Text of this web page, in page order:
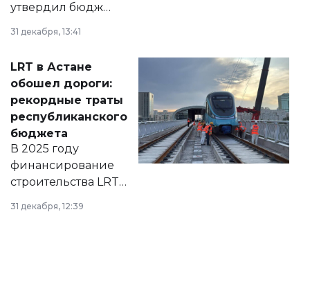
утвердил бюджет
города на 2026–
2028 годы.
документ
появился в базе
нормативных
правовых актов и
на сайте маслихат
города.
31 декабря, 13:41
LRT в Астане
обошел дороги:
рекордные траты
республиканского
бюджета
В 2025 году
финансирование
строительства LRT
в Астане из
республиканского
31 декабря, 12:39